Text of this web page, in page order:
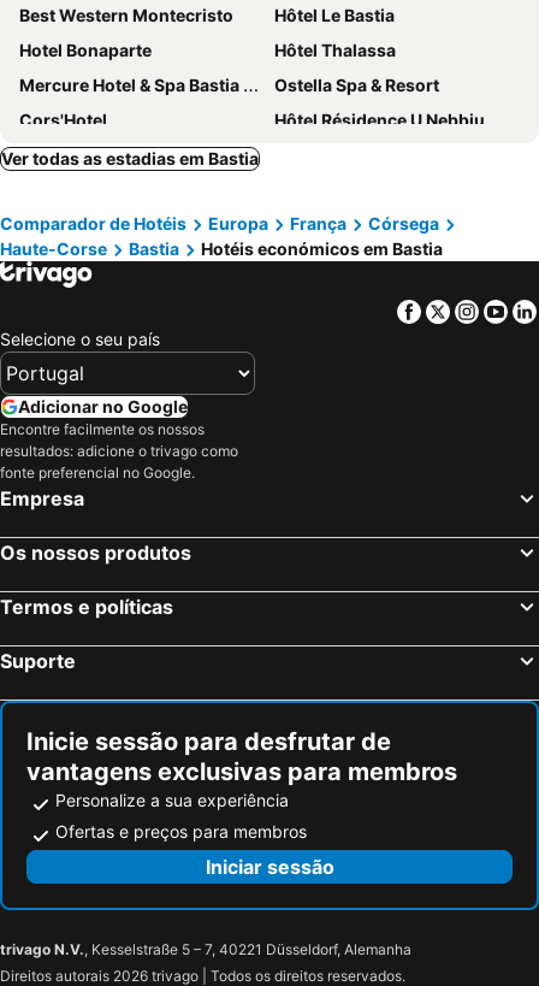
Best Western Montecristo
Hôtel Le Bastia
Hotel Bonaparte
Hôtel Thalassa
Mercure Hotel & Spa Bastia Biguglia
Ostella Spa & Resort
Cors'Hotel
Hôtel Résidence U Nebbiu
Hôtel Les Jardins
Sud Hôtel Restaurant
Hôtel Les Voyageurs
Monsieur Miot Concept Hotel - Bastia centre
La Florentine
Hotel Le Bellevue
Hôtel Continental
Castellu Rossu
Babbu Hotel
Hôtel Napoléon
Hôtel Des Gouverneurs
Alivi
Hotel Du Vignoble
Auberge Lustincone
Hôtel SOLE E MARE
Belambra Clubs Borgo - Pineto
Demeure Loredana
Hôtel Dolce Notte
Hotel Le Lido
Hôtel - Restaurant U Santu Petru
U Patriarcu
Ver todas as estadias em Bastia
Comparador de Hotéis Europa França
Córsega
Haute-Corse
Bastia Hotéis económicos em Bastia
Facebook
Twitter
Selecione o seu país
Adicionar no Google
Encontre facilmente os nossos
resultados: adicione o trivago como
fonte preferencial no Google.
Empresa
Os nossos produtos
Termos e políticas
Suporte
Inicie sessão para desfrutar de
vantagens exclusivas para membros
Personalize a sua experiência
Ofertas e preços para membros
Iniciar sessão
trivago N.V., Kesselstraße 5 – 7, 40221 Düsseldorf, Alemanha
Direitos autorais 2026 trivago | Todos os direitos reservados.